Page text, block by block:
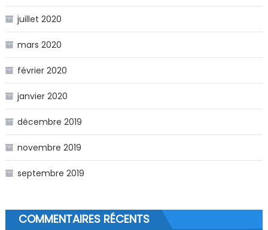
juillet 2020
mars 2020
février 2020
janvier 2020
décembre 2019
novembre 2019
septembre 2019
COMMENTAIRES RÉCENTS